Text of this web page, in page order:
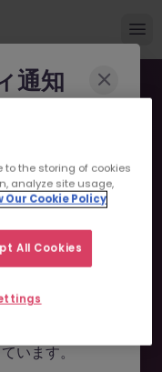
。こちら
しまし
通知
き込もうとする
、
使用し、虚偽の
アプリを通じ
います。
to the storing of cookies
analyze site usage,
Our Cookie Policy
All Cookies